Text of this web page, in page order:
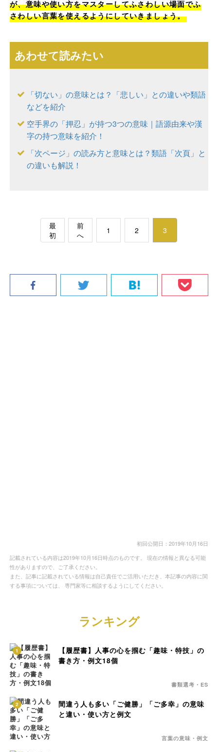
が、意味や使い方をマスターしてふさわしい場面でふ
さわしい言葉を使えるようにしていきましょう。
あわせて読みたい
「切ない」の意味とは？「悲しい」との違いや類語
などを紹介
空手界の「押忍」が持つ3つの意味｜語源由来や漢
字の持つ意味を紹介！
「次ページ」の読み方と意味とは？類語「次頁」と
の違いも解説！
最
初
前
へ
1 2 3
初回公開日：2019年10月16日
記載されている内容は2019年10月16日時点のものです。 現在の情報と異なる可能
性がありますので、ご了承ください。
また、記事に記載されている情報は自己責任でご活用いただき、本記事の内容に関
する事項については、 専門家等に相談するようにしてください。
ランキング
1
【履歴書】人事の心を掴む「趣味・特技」の
書き方・例文18個
書類選考・ES
2
間違う人も多い「ご健勝」「ご多幸」の意味
と違い・使い方と例文
言葉の意味・例文